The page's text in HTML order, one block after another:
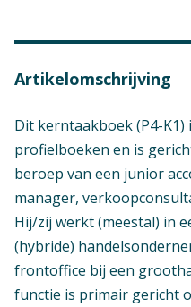
Artikelomschrijving
Dit kerntaakboek (P4-K1)
profielboeken en is
beroep van een junior
manager,
Hij/zij werkt (meestal) in
(hybride)
frontoffice bij een
functie is primair gericht